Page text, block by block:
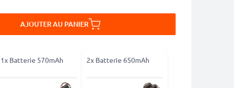
AJOUTER AU PANIER
1x Batterie 570mAh 2x Batterie 650mAh